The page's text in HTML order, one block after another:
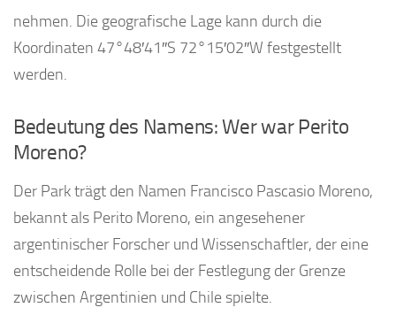
nehmen. Die geografische Lage kann durch die
Koordinaten 47°48′41″S 72°15′02″W festgestellt
werden.
Bedeutung des Namens: Wer war Perito
Moreno?
Der Park trägt den Namen Francisco Pascasio Moreno,
bekannt als Perito Moreno, ein angesehener
argentinischer Forscher und Wissenschaftler, der eine
entscheidende Rolle bei der Festlegung der Grenze
zwischen Argentinien und Chile spielte.